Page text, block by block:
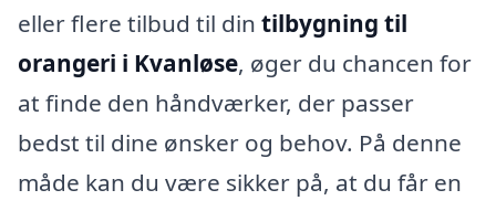
eller flere tilbud til din tilbygning til
orangeri i Kvanløse, øger du chancen for
at finde den håndværker, der passer
bedst til dine ønsker og behov. På denne
måde kan du være sikker på, at du får en